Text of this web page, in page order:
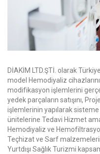
DİAKİM LTD.ŞTİ. olarak
model Hemodiyaliz
modifikasyon işlemlerini
yedek parçaların satışını,
işlemlerinin yapılarak sisteme
ünitelerine Tedavi Hizmet
Hemodiyaliz ve
Teçhizat ve Sarf
Yurtdışı Sağlık Turizmi